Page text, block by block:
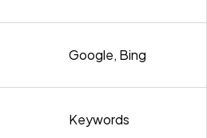
Google, Bing
Keywords